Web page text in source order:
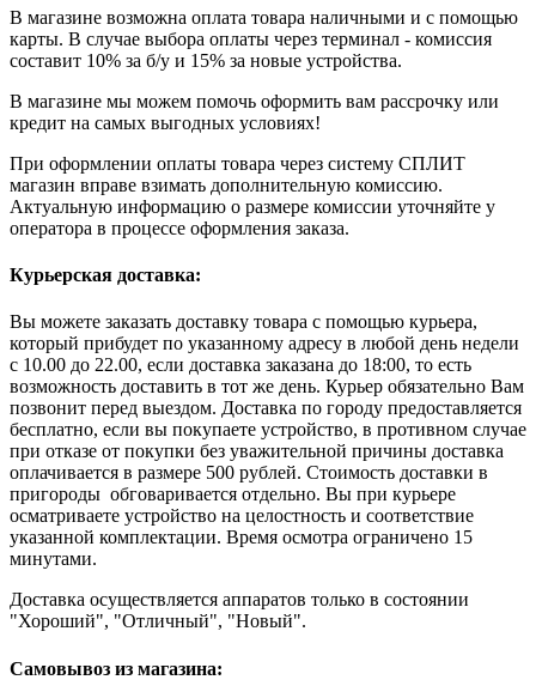
В магазине возможна оплата товара наличными и с помощью
карты. В случае выбора оплаты через терминал - комиссия
составит 10% за б/у и 15% за новые устройства.
В магазине мы можем помочь оформить вам рассрочку или
кредит на самых выгодных условиях!
При оформлении оплаты товара через систему СПЛИТ
магазин вправе взимать дополнительную комиссию.
Актуальную информацию о размере комиссии уточняйте у
оператора в процессе оформления заказа.
Курьерская доставка:
Вы можете заказать доставку товара с помощью курьера,
который прибудет по указанному адресу в любой день недели
с 10.00 до 22.00, если доставка заказана до 18:00, то есть
возможность доставить в тот же день. Курьер обязательно Вам
позвонит перед выездом. Доставка по городу предоставляется
бесплатно, если вы покупаете устройство, в противном случае
при отказе от покупки без уважительной причины доставка
оплачивается в размере 500 рублей. Стоимость доставки в
пригороды обговаривается отдельно. Вы при курьере
осматриваете устройство на целостность и соответствие
указанной комплектации. Время осмотра ограничено 15
минутами.
Доставка осуществляется аппаратов только в состоянии
"Хороший", "Отличный", "Новый".
Самовывоз из магазина: